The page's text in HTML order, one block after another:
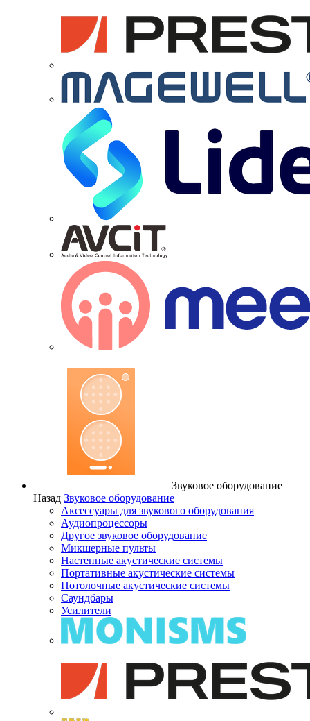
Звуковое оборудование
Назад Звуковое оборудование
Аксессуары для звукового оборудования
Аудиопроцессоры
Другое звуковое оборудование
Микшерные пульты
Настенные акустические системы
Портативные акустические системы
Потолочные акустические системы
Саундбары
Усилители